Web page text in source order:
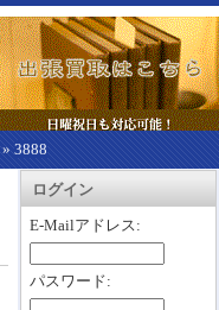
» 3888
カートを見る
ログイン
E-Mailアドレス:
パスワード: